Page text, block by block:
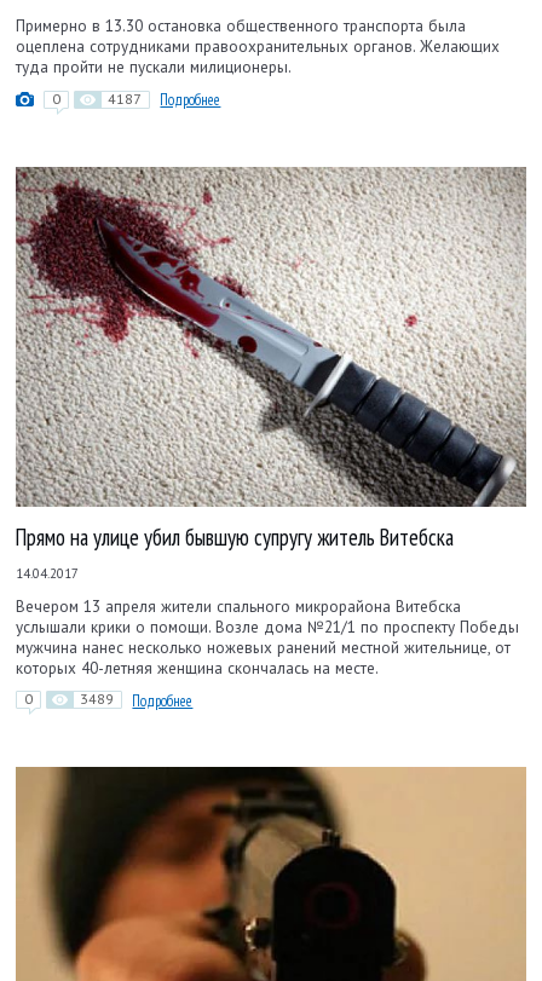
Примерно в 13.30 остановка общественного транспорта была
оцеплена сотрудниками правоохранительных органов. Желающих
туда пройти не пускали милиционеры.
0 4187 Подробнее
Прямо на улице убил бывшую супругу житель Витебска
14.04.2017
Вечером 13 апреля жители спального микрорайона Витебска
услышали крики о помощи. Возле дома №21/1 по проспекту Победы
мужчина нанес несколько ножевых ранений местной жительнице, от
которых 40-летняя женщина скончалась на месте.
0 3489 Подробнее